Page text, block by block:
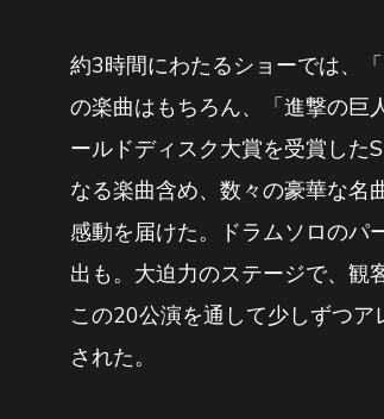
約3時間にわたるショーでは、
の楽曲はもちろん、「進撃の巨
ールドディスク大賞を受賞した
なる楽曲含め、数々の豪華な名
感動を届けた。ドラムソロのパ
出も。大迫力のステージで、観
この20公演を通して少しずつ
された。